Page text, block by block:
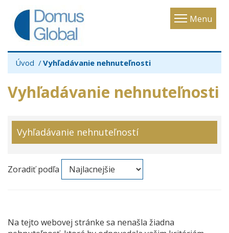
Menu
Toggle
Úvod Vyhľadávanie nehnuteľnosti
Vyhľadávanie nehnuteľnosti
Vyhľadávanie nehnuteľností
Zoradiť podľa
Na tejto webovej stránke sa nenašla žiadna